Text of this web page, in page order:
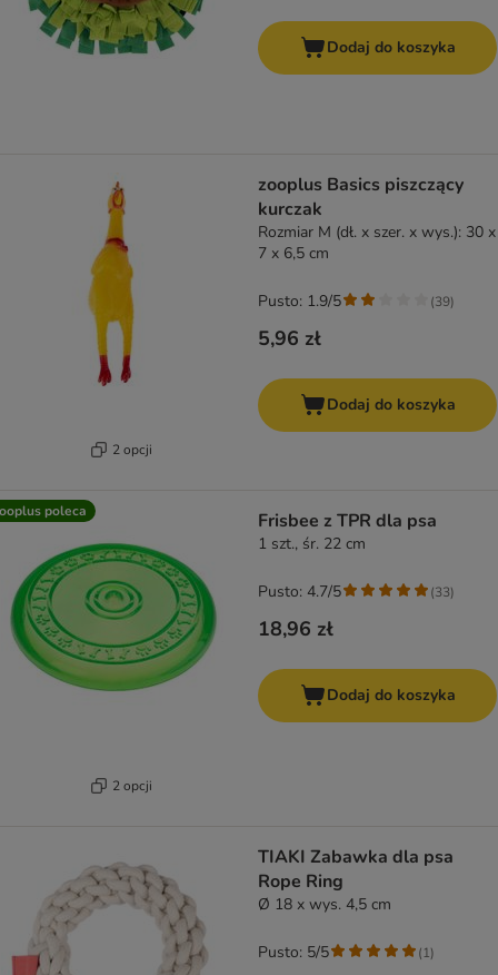
Dodaj do koszyka
2 opcji
zooplus Basics piszczący
kurczak
Rozmiar M (dł. x szer. x wys.): 30 x
7 x 6,5 cm
5,96 zł
Pusto: 1.9/5 (39)
Dodaj do koszyka
poleca
2 opcji
Frisbee z TPR dla psa
1 szt., śr. 22 cm
18,96 zł
Pusto: 4.7/5 (33)
Dodaj do koszyka
TIAKI Zabawka dla psa
Rope Ring
Ø 18 x wys. 4,5 cm
Pusto: 5/5 (1)